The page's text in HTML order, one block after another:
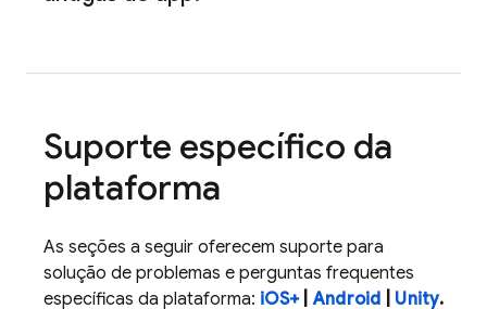
Suporte específico da
plataforma
As seções a seguir oferecem suporte para
solução de problemas e perguntas frequentes
específicas da plataforma: iOS+|Android Unity.